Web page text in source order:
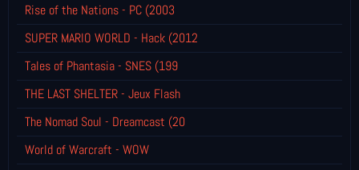
Rise of the Nations - PC (2003
SUPER MARIO WORLD - Hack (2012
Tales of Phantasia - SNES (199
THE LAST SHELTER - Jeux Flash
The Nomad Soul - Dreamcast (20
World of Warcraft - WOW